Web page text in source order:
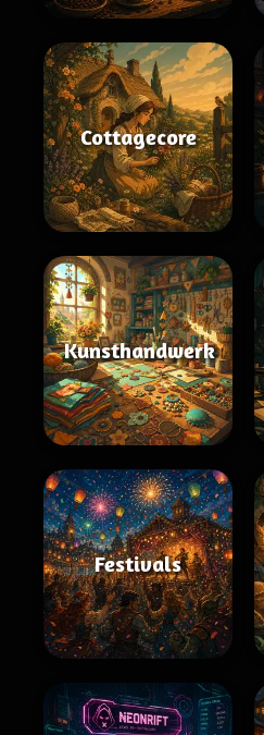
Cottagecore
Kunsthandwerk
Festivals